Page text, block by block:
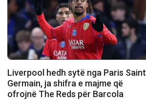
Liverpool hedh sytë nga Paris Saint
Germain, ja shifra e majme që
ofrojnë The Reds për Barcola